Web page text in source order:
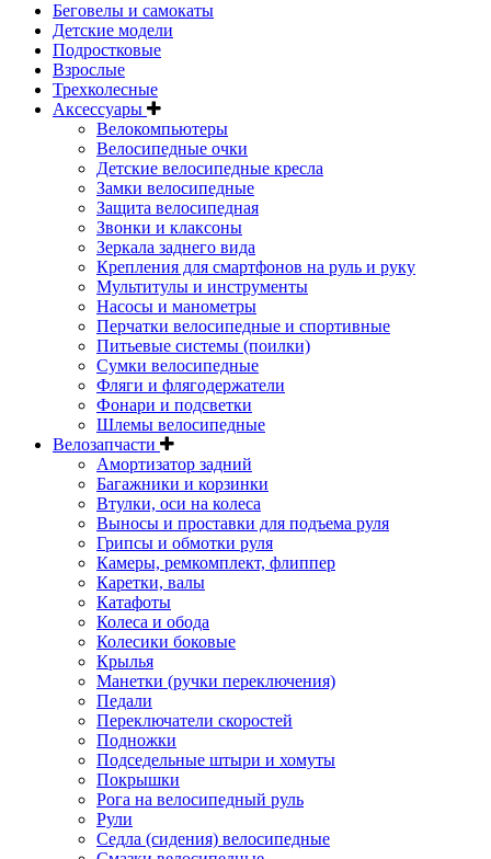
Беговелы и самокаты
Детские модели
Подростковые
Взрослые
Трехколесные
Аксессуары
Велокомпьютеры
Велосипедные очки
Детские велосипедные кресла
Замки велосипедные
Защита велосипедная
Звонки и клаксоны
Зеркала заднего вида
Крепления для смартфонов на руль и руку
Мультитулы и инструменты
Насосы и манометры
Перчатки велосипедные и спортивные
Питьевые системы (поилки)
Сумки велосипедные
Фляги и флягодержатели
Фонари и подсветки
Шлемы велосипедные
Велозапчасти
Амортизатор задний
Багажники и корзинки
Втулки, оси на колеса
Выносы и проставки для подъема руля
Грипсы и обмотки руля
Камеры, ремкомплект, флиппер
Каретки, валы
Катафоты
Колеса и обода
Колесики боковые
Крылья
Манетки (ручки переключения)
Педали
Переключатели скоростей
Подножки
Подседельные штыри и хомуты
Покрышки
Рога на велосипедный руль
Рули
Седла (сидения) велосипедные